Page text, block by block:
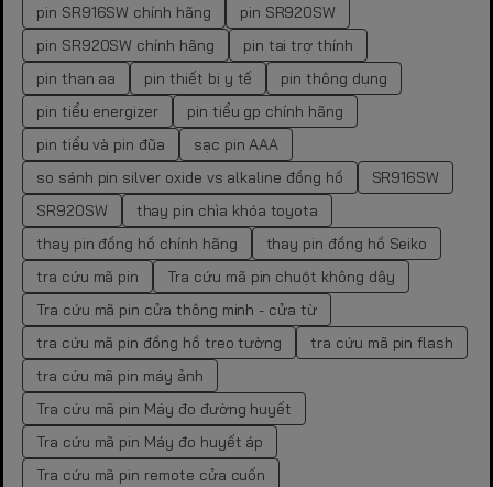
pin SR916SW chính hãng
pin SR920SW
pin SR920SW chính hãng
pin tai trợ thính
pin than aa
pin thiết bị y tế
pin thông dụng
pin tiểu energizer
pin tiểu gp chính hãng
pin tiểu và pin đũa
sạc pin AAA
so sánh pin silver oxide vs alkaline đồng hồ
SR916SW
SR920SW
thay pin chìa khóa toyota
thay pin đồng hồ chính hãng
thay pin đồng hồ Seiko
tra cứu mã pin
Tra cứu mã pin chuột không dây
Tra cứu mã pin cửa thông minh - cửa từ
tra cứu mã pin đồng hồ treo tường
tra cứu mã pin flash
tra cứu mã pin máy ảnh
Tra cứu mã pin Máy đo đường huyết
Tra cứu mã pin Máy đo huyết áp
Tra cứu mã pin remote cửa cuốn